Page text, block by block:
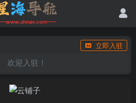
立即入驻
欢迎入驻！